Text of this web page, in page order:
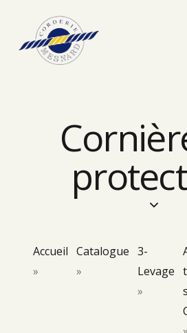
Accueil
»
Catalogue
»
3-
Levage
»